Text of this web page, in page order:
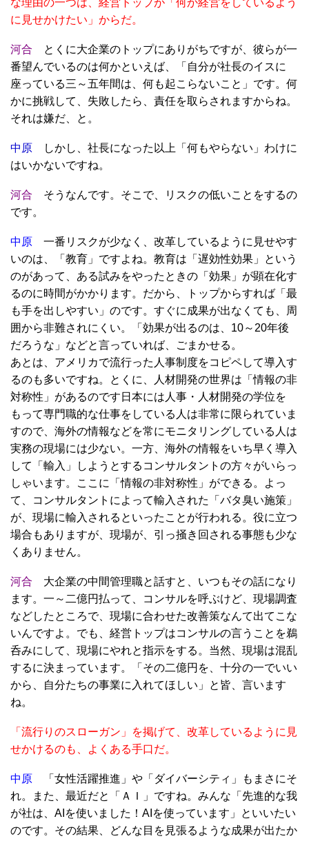
な理由の一つは、経営トップが「何か経営をしているよう
に見せかけたい」からだ。
河合 とくに大企業のトップにありがちですが、彼らが一
番望んでいるのは何かといえば、「自分が社長のイスに
座っている三～五年間は、何も起こらないこと」です。何
かに挑戦して、失敗したら、責任を取らされますからね。
それは嫌だ、と。
中原 しかし、社長になった以上「何もやらない」わけに
はいかないですね。
河合 そうなんです。そこで、リスクの低いことをするの
です。
中原 一番リスクが少なく、改革しているように見せやす
いのは、「教育」ですよね。教育は「遅効性効果」という
のがあって、ある試みをやったときの「効果」が顕在化す
るのに時間がかかります。だから、トップからすれば「最
も手を出しやすい」のです。すぐに成果が出なくても、周
囲から非難されにくい。「効果が出るのは、10～20年後
だろうな」などと言っていれば、ごまかせる。
あとは、アメリカで流行った人事制度をコピペして導入す
るのも多いですね。とくに、人材開発の世界は「情報の非
対称性」があるのです日本には人事・人材開発の学位を
もって専門職的な仕事をしている人は非常に限られていま
すので、海外の情報などを常にモニタリングしている人は
実務の現場には少ない。一方、海外の情報をいち早く導入
して「輸入」しようとするコンサルタントの方々がいらっ
しゃいます。ここに「情報の非対称性」ができる。よっ
て、コンサルタントによって輸入された「バタ臭い施策」
が、現場に輸入されるといったことが行われる。役に立つ
場合もありますが、現場が、引っ掻き回される事態も少な
くありません。
河合 大企業の中間管理職と話すと、いつもその話になり
ます。一～二億円払って、コンサルを呼ぶけど、現場調査
などしたところで、現場に合わせた改善策なんて出てこな
いんですよ。でも、経営トップはコンサルの言うことを鵜
呑みにして、現場にやれと指示をする。当然、現場は混乱
するに決まっています。「その二億円を、十分の一でいい
から、自分たちの事業に入れてほしい」と皆、言います
ね。
「流行りのスローガン」を掲げて、改革しているように見
せかけるのも、よくある手口だ。
中原 「女性活躍推進」や「ダイバーシティ」もまさにそ
れ。また、最近だと「ＡＩ」ですね。みんな「先進的な我
が社は、AIを使いました！AIを使っています」といいたい
のです。その結果、どんな目を見張るような成果が出たか